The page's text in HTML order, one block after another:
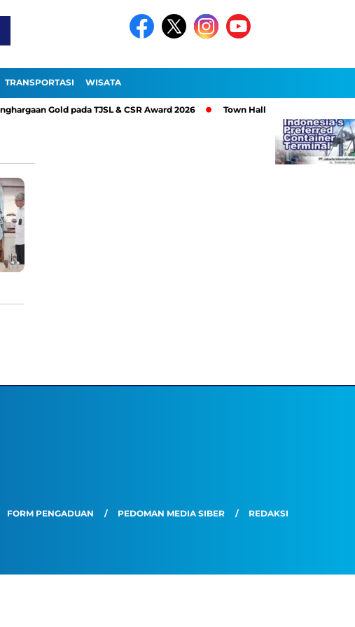
TRANSPORTASI WISATA
Gold pada TJSL & CSR Award 2026 Town Hall Meeting 2026, PT
FORM PENGADUAN PEDOMAN MEDIA SIBER REDAKSI